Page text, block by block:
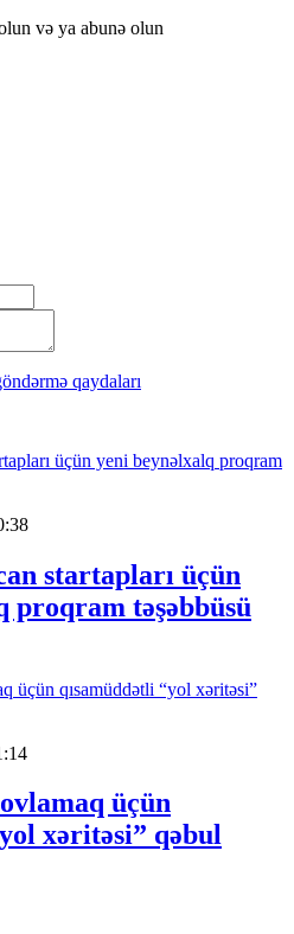
və ya abunə olun
qaydaları
startapları üçün
proqram təşəbbüsü
üçün
xəritəsi” qəbul